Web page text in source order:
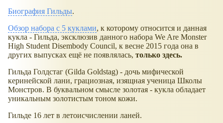
Биография Гильды.
Обзор набора с 5 куклами, к которому относится и данная
кукла - Гильда, эксклюзив данного набора We Are Monster
High Student Disembody Council, к весне 2015 года она в
других выпусках ещё не появлялась, только здесь.
Гильда Голдстаг (Gilda Goldstag) - дочь мифической
керинейской лани, грациозная, изящная ученица Школы
Монстров. В буквальном смысле золотая - кукла обладает
уникальным золотистым тоном кожи.
Гильде 16 лет в летоисчислении ланей.